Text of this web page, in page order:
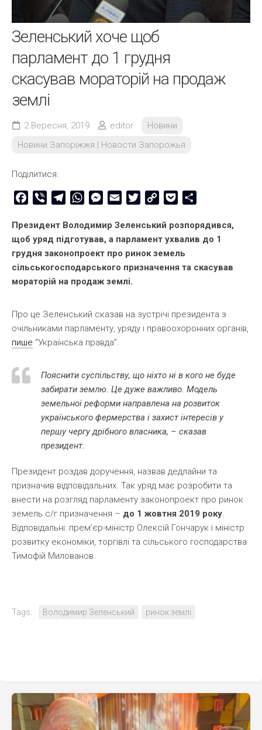
Зеленський хоче щоб
парламент до 1 грудня
скасував мораторій на продаж
землі
2 Вересня, 2019 editor
Новини
Новини Запоріжжя | Новости Запорожья
Поділитися:
Facebook
Viber TelegramWhatsAppMessenger
Email TwitterCopy
Pocket
Президент Володимир Зеленський розпорядився,
щоб уряд підготував, а парламент ухвалив до 1
грудня законопроект про ринок земель
сільськогосподарського призначення та скасував
мораторій на продаж землі.
Про це Зеленський сказав на зустрічі президента з
очільниками парламенту, уряду і правоохоронних органів,
пише “Українська правда”.
Пояснити суспільству, що ніхто ні в кого не буде
забирати землю. Це дуже важливо. Модель
земельної реформи направлена на розвиток
українського фермерства і захист інтересів у
першу чергу дрібного власника, – сказав
президент.
Президент роздав доручення, назвав дедлайни та
призначив відповідальних. Так уряд має розробити та
внести на розгляд парламенту законопроект про ринок
земель с/г призначення – до 1 жовтня 2019 року.
Відповідальні: прем’єр-міністр Олексій Гончарук і міністр
розвитку економіки, торгівлі та сільського господарства
Тимофій Милованов.
Tags: Володимир Зеленський ринок землі